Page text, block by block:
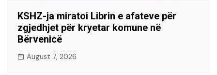
KSHZ-ja miratoi Librin e afateve për
zgjedhjet për kryetar komune në
Bërvenicë
August 7, 2026